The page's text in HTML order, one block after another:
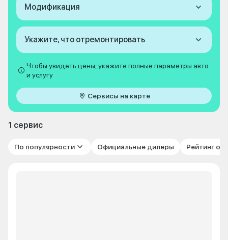
Модификация
Укажите, что отремонтировать
Чтобы увидеть цены, укажите полные параметры авто
и услугу
Сервисы на карте
1 сервис
По популярности Официальные дилеры Рейтинг